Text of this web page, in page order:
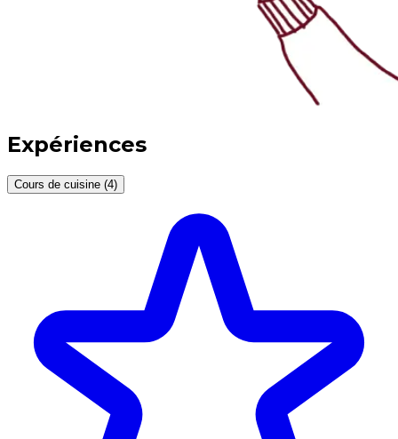
Expériences
Cours de cuisine (4)